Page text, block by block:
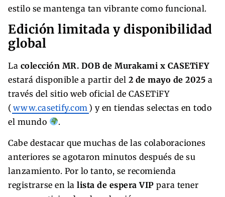
estilo se mantenga tan vibrante como funcional.
Edición limitada y disponibilidad
global
La colección MR. DOB de Murakami x CASETiFY
estará disponible a partir del 2 de mayo de 2025 a
través del sitio web oficial de CASETiFY
( www.casetify.com ) y en tiendas selectas en todo
el mundo
.
Cabe destacar que muchas de las colaboraciones
anteriores se agotaron minutos después de su
lanzamiento. Por lo tanto, se recomienda
registrarse en la lista de espera VIP para tener